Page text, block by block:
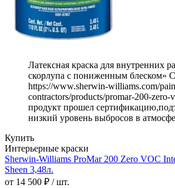
Латексная краска для внутренних
скорлупа с пониженным блеском»
https://www.sherwin-williams.com/
contractors/products/promar-200-zero-
продукт прошел
низкий уровень выбросов в
Купить
Интерьерные краски
Sherwin-Williams ProMar 200 Zero VOC
Sheen 3,48л.
от 14 500 ₽ / шт.